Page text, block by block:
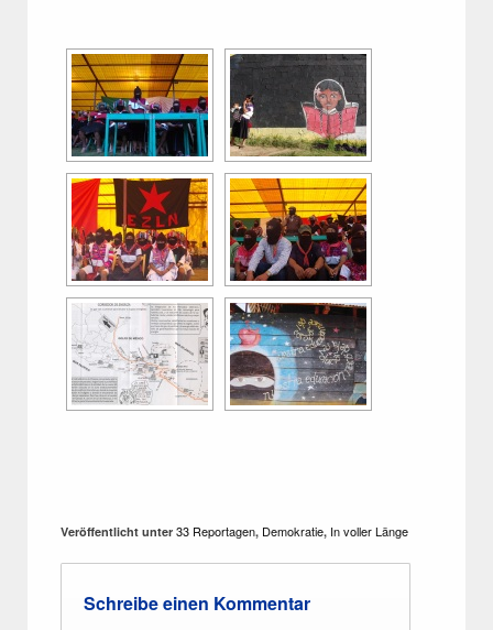
Veröffentlicht unter 33 Reportagen, Demokratie, In voller Länge
Schreibe einen Kommentar